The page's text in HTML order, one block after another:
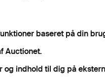
baseret på din
Auctionet.
og indhold til dig på